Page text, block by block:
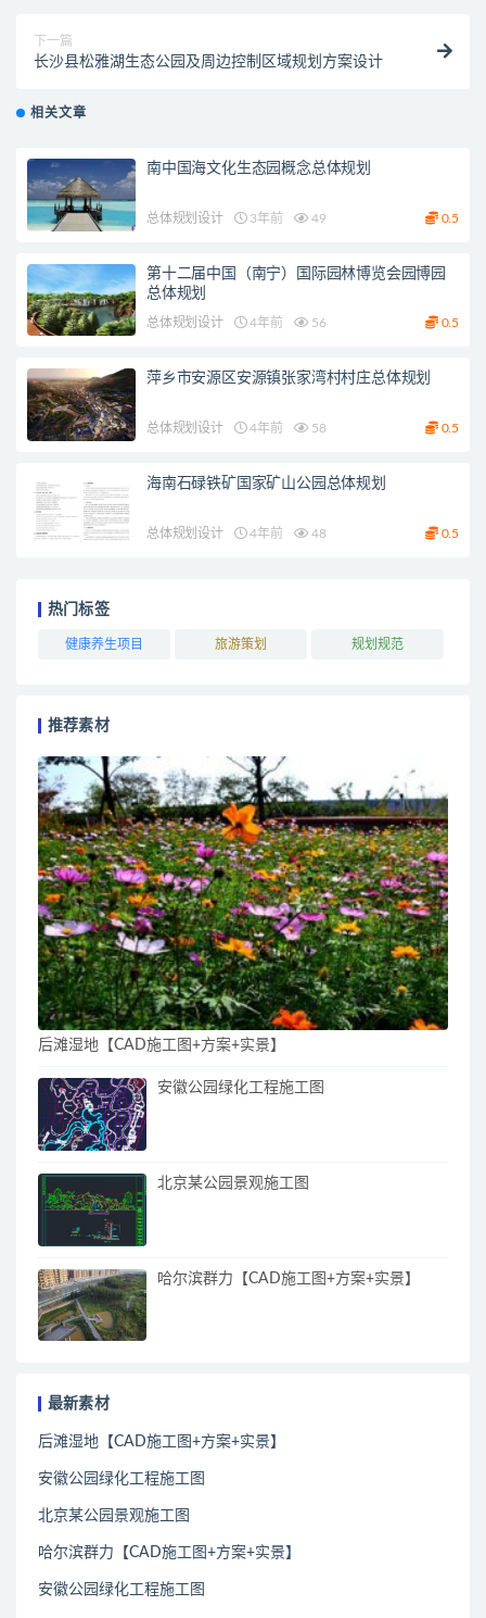
下一篇
长沙县松雅湖生态公园及周边控制区域规划方案设计
相关文章
南中国海文化生态园概念总体规划
总体规划设计 3年前 49 0.5
第十二届中国（南宁）国际园林博览会园博园
总体规划
总体规划设计 4年前 56 0.5
萍乡市安源区安源镇张家湾村村庄总体规划
总体规划设计 4年前 58 0.5
海南石碌铁矿国家矿山公园总体规划
总体规划设计 4年前 48 0.5
热门标签
健康养生项目 旅游策划 规划规范
推荐素材
后滩湿地【CAD施工图+方案+实景】
安徽公园绿化工程施工图
北京某公园景观施工图
哈尔滨群力【CAD施工图+方案+实景】
最新素材
后滩湿地【CAD施工图+方案+实景】
安徽公园绿化工程施工图
北京某公园景观施工图
哈尔滨群力【CAD施工图+方案+实景】
安徽公园绿化工程施工图